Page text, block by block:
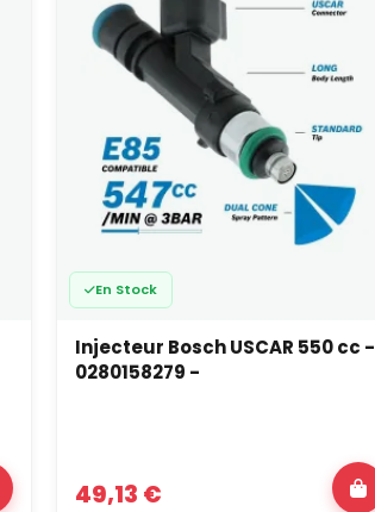
En Stock
Injecteur Bosch USCAR 550 cc -
0280158279 -
49,13 €